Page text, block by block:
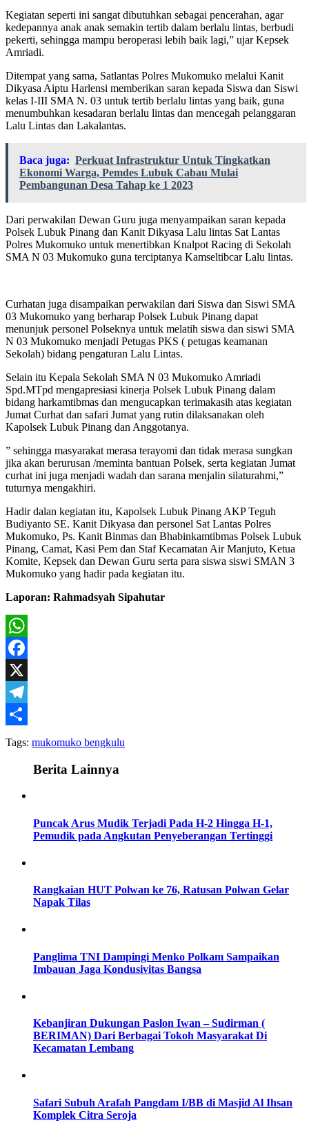
Kegiatan seperti ini sangat dibutuhkan sebagai pencerahan, agar
kedepannya anak anak semakin tertib dalam berlalu lintas, berbudi
pekerti, sehingga mampu beroperasi lebih baik lagi,” ujar Kepsek
Amriadi.
Ditempat yang sama, Satlantas Polres Mukomuko melalui Kanit
Dikyasa Aiptu Harlensi memberikan saran kepada Siswa dan Siswi
kelas I-III SMA N. 03 untuk tertib berlalu lintas yang baik, guna
menumbuhkan kesadaran berlalu lintas dan mencegah pelanggaran
Lalu Lintas dan Lakalantas.
Baca juga: Perkuat Infrastruktur Untuk Tingkatkan
Ekonomi Warga, Pemdes Lubuk Cabau Mulai
Pembangunan Desa Tahap ke 1 2023
Dari perwakilan Dewan Guru juga menyampaikan saran kepada
Polsek Lubuk Pinang dan Kanit Dikyasa Lalu lintas Sat Lantas
Polres Mukomuko untuk menertibkan Knalpot Racing di Sekolah
SMA N 03 Mukomuko guna terciptanya Kamseltibcar Lalu lintas.
Curhatan juga disampaikan perwakilan dari Siswa dan Siswi SMA
03 Mukomuko yang berharap Polsek Lubuk Pinang dapat
menunjuk personel Polseknya untuk melatih siswa dan siswi SMA
N 03 Mukomuko menjadi Petugas PKS ( petugas keamanan
Sekolah) bidang pengaturan Lalu Lintas.
Selain itu Kepala Sekolah SMA N 03 Mukomuko Amriadi
Spd.MTpd mengapresiasi kinerja Polsek Lubuk Pinang dalam
bidang harkamtibmas dan mengucapkan terimakasih atas kegiatan
Jumat Curhat dan safari Jumat yang rutin dilaksanakan oleh
Kapolsek Lubuk Pinang dan Anggotanya.
” sehingga masyarakat merasa terayomi dan tidak merasa sungkan
jika akan berurusan /meminta bantuan Polsek, serta kegiatan Jumat
curhat ini juga menjadi wadah dan sarana menjalin silaturahmi,”
tuturnya mengakhiri.
Hadir dalan kegiatan itu, Kapolsek Lubuk Pinang AKP Teguh
Budiyanto SE. Kanit Dikyasa dan personel Sat Lantas Polres
Mukomuko, Ps. Kanit Binmas dan Bhabinkamtibmas Polsek Lubuk
Pinang, Camat, Kasi Pem dan Staf Kecamatan Air Manjuto, Ketua
Komite, Kepsek dan Dewan Guru serta para siswa siswi SMAN 3
Mukomuko yang hadir pada kegiatan itu.
Laporan: Rahmadsyah Sipahutar
WhatsApp
Facebook
X
Telegram
Share
Tags: mukomuko bengkulu
Berita Lainnya
Puncak Arus Mudik Terjadi Pada H-2 Hingga H-1,
Pemudik pada Angkutan Penyeberangan Tertinggi
Rangkaian HUT Polwan ke 76, Ratusan Polwan Gelar
Napak Tilas
Panglima TNI Dampingi Menko Polkam Sampaikan
Imbauan Jaga Kondusivitas Bangsa
Kebanjiran Dukungan Paslon Iwan – Sudirman (
BERIMAN) Dari Berbagai Tokoh Masyarakat Di
Kecamatan Lembang
Safari Subuh Arafah Pangdam I/BB di Masjid Al Ihsan
Komplek Citra Seroja